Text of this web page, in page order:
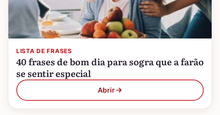
LISTA DE FRASES
40 frases de bom dia para sogra que a farão
se sentir especial
Abrir